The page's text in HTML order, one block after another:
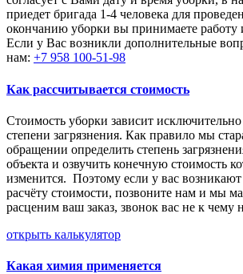
приедет бригада 1-4 человека для
окончанию уборки вы принимаете работу
Если у Вас возникли дополнительные
нам: +7 958 100-51-98
Как рассчитывается стоимость
Стоимость уборки зависит
степени загрязнения. Как правило мы
обращении определить степень
объекта и озвучить конечную стоимость
изменится. Поэтому если у вас
расчёту стоимости, позвоните нам и мы
расценим ваш заказ, звонок вас не к чему
открыть калькулятор
Какая химия применяется